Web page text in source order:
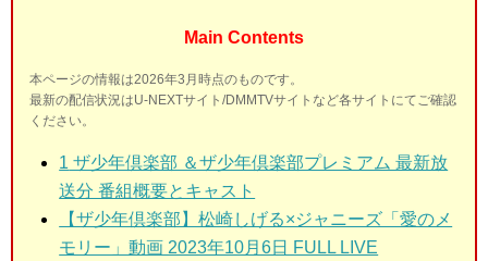
Main Contents
本ページの情報は2026年3月時点のものです。
最新の配信状況はU-NEXTサイト/DMMTVサイトなど各サイトにてご確認
ください。
1 ザ少年倶楽部 ＆ザ少年倶楽部プレミアム 最新放
送分 番組概要とキャスト
【ザ少年倶楽部】松崎しげる×ジャニーズ「愛のメ
モリー」動画 2023年10月6日 FULL LIVE